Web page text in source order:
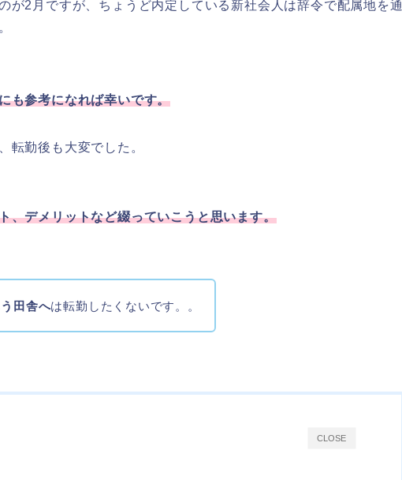
が2月ですが、ちょうど内定している新社会人は辞令で配属地を通
も参考になれば幸いです。
転勤後も大変でした。
、デメリットなど綴っていこうと思います。
田舎へは転勤したくないです。。
CLOSE